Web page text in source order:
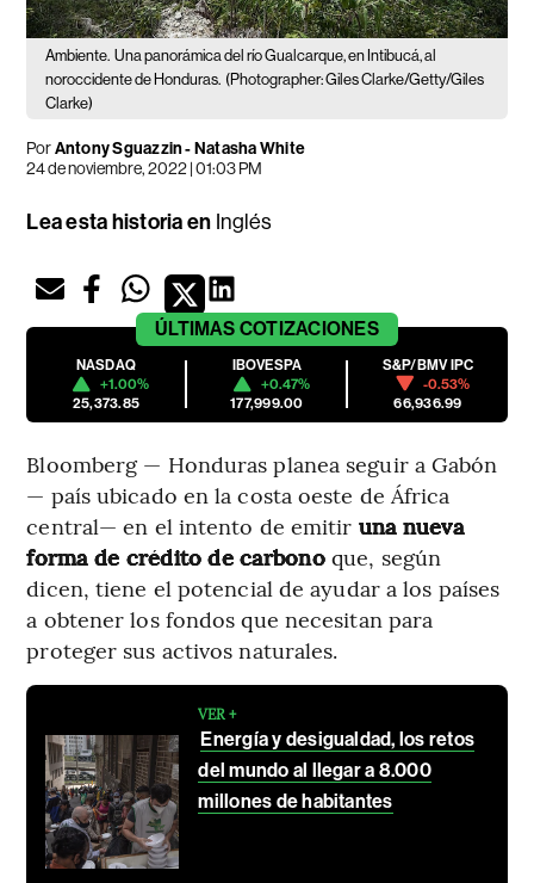
Ambiente. Una panorámica del río Gualcarque, en Intibucá, al
noroccidente de Honduras. (Photographer: Giles Clarke/Getty/Giles
Clarke)
PorAntony Sguazzin - Natasha White
24 de noviembre, 2022 | 01:03 PM
Lea esta historia en Inglés
ÚLTIMAS COTIZACIONES
NASDAQ
+1.00%
25,373.85
IBOVESPA
+0.47%
177,999.00
S&P/BMV IPC
-0.53%
66,936.99
Bloomberg — Honduras planea seguir a Gabón
— país ubicado en la costa oeste de África
central— en el intento de emitir una nueva
forma de crédito de carbonoque, según
dicen, tiene el potencial de ayudar a los países
a obtener los fondos que necesitan para
proteger sus activos naturales.
VER +
Energía y desigualdad, los retos
del mundo al llegar a 8.000
millones de habitantes